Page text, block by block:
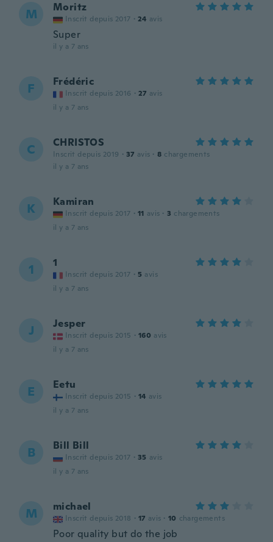
M Moritz
Inscrit depuis 2017 · 24 avis
Super
il y a 7 ans
F Frédéric
Inscrit depuis 2016 · 27 avis
il y a 7 ans
C CHRISTOS
Inscrit depuis 2019 · 37 avis · 8 chargements
il y a 7 ans
K Kamiran
Inscrit depuis 2017 · 11 avis · 3 chargements
il y a 7 ans
1 1
Inscrit depuis 2017 · 5 avis
il y a 7 ans
J Jesper
Inscrit depuis 2015 · 160 avis
il y a 7 ans
E Eetu
Inscrit depuis 2015 · 14 avis
il y a 7 ans
B Bill Bill
Inscrit depuis 2017 · 35 avis
il y a 7 ans
M michael
Inscrit depuis 2018 · 17 avis · 10 chargements
Poor quality but do the job